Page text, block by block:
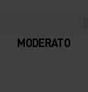
MODERATO